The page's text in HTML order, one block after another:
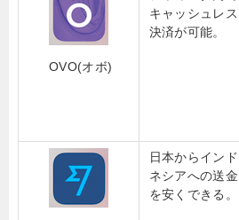
OVO(オボ)
キャッシュレス
決済が可能。
日本からインド
ネシアへの送金
を安くできる。